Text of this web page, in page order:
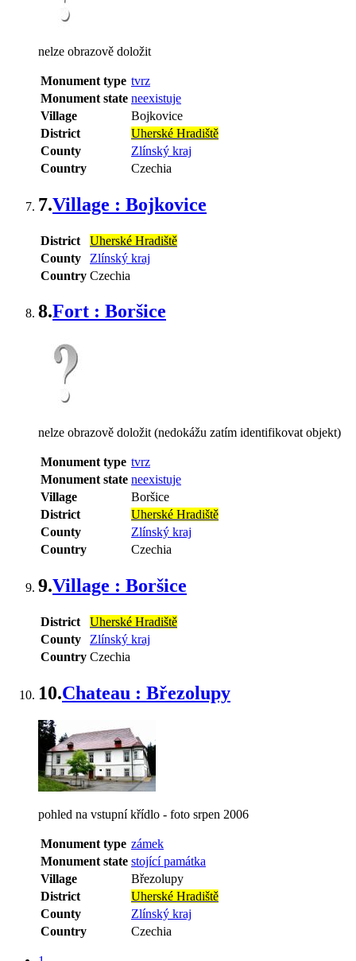
nelze obrazově doložit
Monument type tvrz
Monument state neexistuje
Village
Bojkovice
District
Uherské Hradiště
County
Zlínský kraj
Country
Czechia
7.Village : Bojkovice
District
Uherské Hradiště
County
Zlínský kraj
Country Czechia
8.Fort : Boršice
nelze obrazově doložit (nedokážu zatím identifikovat objekt)
Monument type tvrz
Monument state neexistuje
Village
Boršice
District
Uherské Hradiště
County
Zlínský kraj
Country
Czechia
9.Village : Boršice
District
Uherské Hradiště
County
Zlínský kraj
Country Czechia
10.Chateau : Březolupy
pohled na vstupní křídlo - foto srpen 2006
Monument type zámek
Monument state stojící památka
Village
Březolupy
District
Uherské Hradiště
County
Zlínský kraj
Country
Czechia